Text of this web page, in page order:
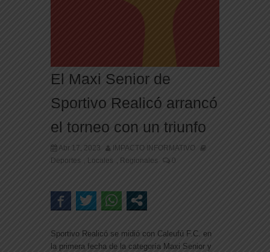
El Maxi Senior de
Sportivo Realicó arrancó
el torneo con un triunfo
Abr 17, 2023
IMPACTO INFORMATIVO
Deportes
Locales Regionales 0
Sportivo Realicó se midió con Caleufú F.C. en
la primera fecha de la categoría Maxi Senior y